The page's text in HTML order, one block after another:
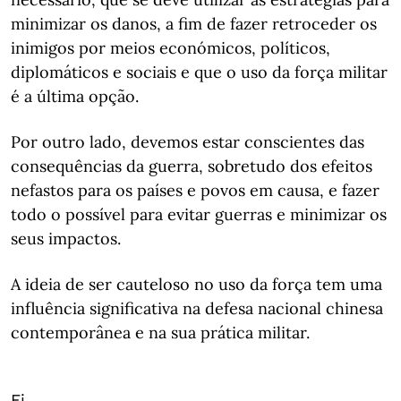
minimizar os danos, a fim de fazer retroceder os
inimigos por meios económicos, políticos,
diplomáticos e sociais e que o uso da força militar
é a última opção.
Por outro lado, devemos estar conscientes das
consequências da guerra, sobretudo dos efeitos
nefastos para os países e povos em causa, e fazer
todo o possível para evitar guerras e minimizar os
seus impactos.
A ideia de ser cauteloso no uso da força tem uma
influência significativa na defesa nacional chinesa
contemporânea e na sua prática militar.